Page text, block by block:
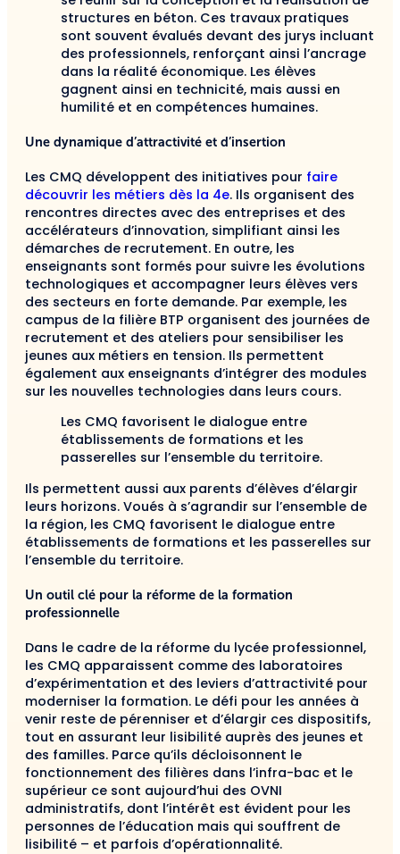
structures en béton. Ces travaux pratiques
sont souvent évalués devant des jurys incluant
des professionnels, renforçant ainsi l’ancrage
dans la réalité économique. Les élèves
gagnent ainsi en technicité, mais aussi en
humilité et en compétences humaines.
Une dynamique d’attractivité et d’insertion
Les CMQ développent des initiatives pour faire
découvrir les métiers dès la 4e. Ils organisent des
rencontres directes avec des entreprises et des
accélérateurs d’innovation, simplifiant ainsi les
démarches de recrutement. En outre, les
enseignants sont formés pour suivre les évolutions
technologiques et accompagner leurs élèves vers
des secteurs en forte demande. Par exemple, les
campus de la filière BTP organisent des journées de
recrutement et des ateliers pour sensibiliser les
jeunes aux métiers en tension. Ils permettent
également aux enseignants d’intégrer des modules
sur les nouvelles technologies dans leurs cours.
Les CMQ favorisent le dialogue entre
établissements de formations et les
passerelles sur l’ensemble du territoire.
Ils permettent aussi aux parents d’élèves d’élargir
leurs horizons. Voués à s’agrandir sur l’ensemble de
la région, les CMQ favorisent le dialogue entre
établissements de formations et les passerelles sur
l’ensemble du territoire.
Un outil clé pour la réforme de la formation
professionnelle
Dans le cadre de la réforme du lycée professionnel,
les CMQ apparaissent comme des laboratoires
d’expérimentation et des leviers d’attractivité pour
moderniser la formation. Le défi pour les années à
venir reste de pérenniser et d’élargir ces dispositifs,
tout en assurant leur lisibilité auprès des jeunes et
des familles. Parce qu’ils décloisonnent le
fonctionnement des filières dans l’infra-bac et le
supérieur ce sont aujourd’hui des OVNI
administratifs, dont l’intérêt est évident pour les
personnes de l’éducation mais qui souffrent de
lisibilité – et parfois d’opérationnalité.